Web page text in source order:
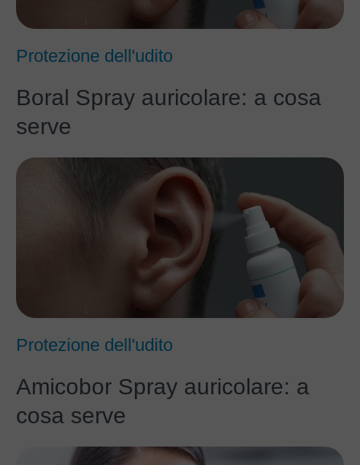
Protezione dell'udito
Boral Spray auricolare: a cosa
serve
Protezione dell'udito
Amicobor Spray auricolare: a
cosa serve